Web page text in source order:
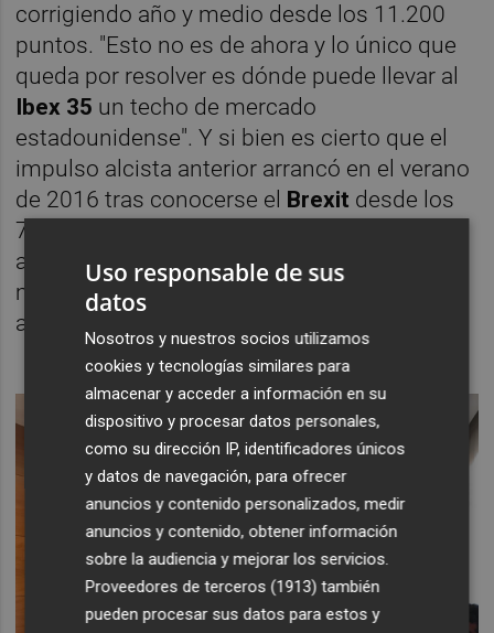
corrigiendo año y medio desde los 11.200
puntos. "Esto no es de ahora y lo único que
queda por resolver es dónde puede llevar al
Ibex 35 un techo de mercado
estadounidense". Y si bien es cierto que el
impulso alcista anterior arrancó en el verano
de 2016 tras conocerse el Brexit desde los
7.570 puntos, "todo parece indicar que
acabaremos cediendo el 100% del impulso",
manifestó ante la expectación de los
asistentes.
Uso responsable de sus
datos
Nosotros y nuestros socios utilizamos
cookies y tecnologías similares para
almacenar y acceder a información en su
dispositivo y procesar datos personales,
como su dirección IP, identificadores únicos
y datos de navegación, para ofrecer
anuncios y contenido personalizados, medir
anuncios y contenido, obtener información
sobre la audiencia y mejorar los servicios.
Proveedores de terceros (1913) también
pueden procesar sus datos para estos y